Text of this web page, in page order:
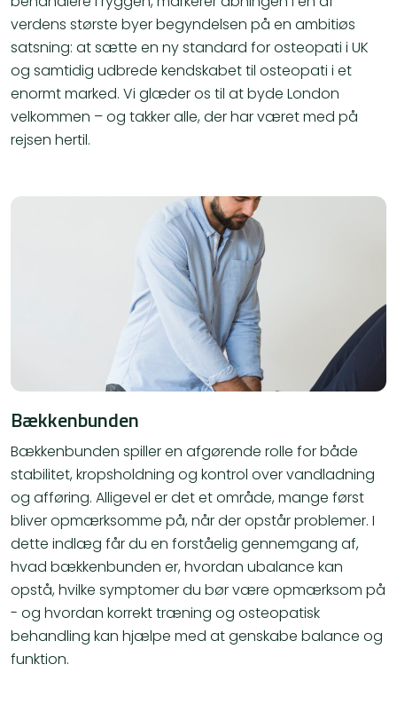
verdens største byer begyndelsen på en ambitiøs
satsning: at sætte en ny standard for osteopati i UK
og samtidig udbrede kendskabet til osteopati i et
enormt marked. Vi glæder os til at byde London
velkommen – og takker alle, der har været med på
rejsen hertil.
Bækkenbunden
Bækkenbunden spiller en afgørende rolle for både
stabilitet, kropsholdning og kontrol over vandladning
og afføring. Alligevel er det et område, mange først
bliver opmærksomme på, når der opstår problemer. I
dette indlæg får du en forståelig gennemgang af,
hvad bækkenbunden er, hvordan ubalance kan
opstå, hvilke symptomer du bør være opmærksom på
- og hvordan korrekt træning og osteopatisk
behandling kan hjælpe med at genskabe balance og
funktion.